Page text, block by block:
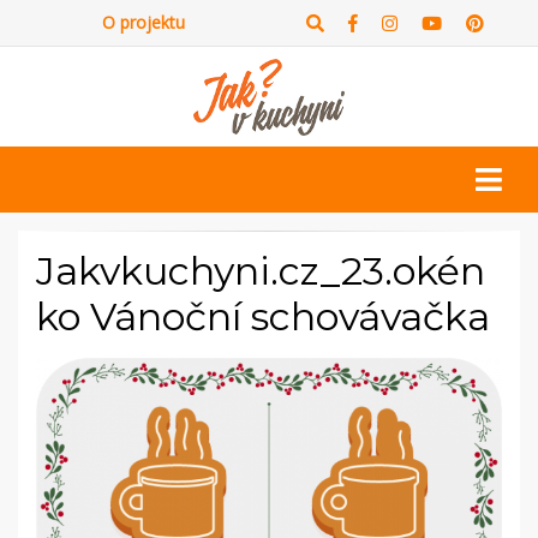
O projektu
Jakvkuchyni.cz_23.okén
ko Vánoční schovávačka